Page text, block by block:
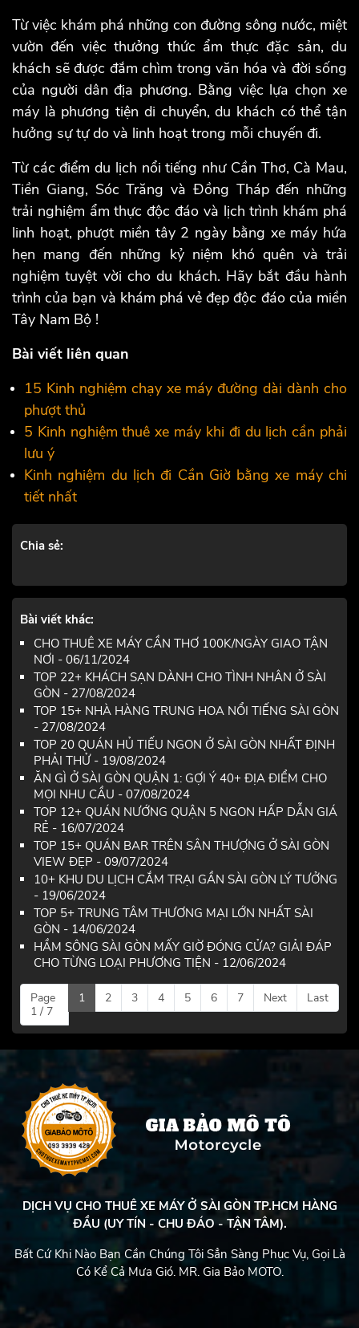
Từ việc khám phá những con đường sông nước, miệt
vườn đến việc thưởng thức ẩm thực đặc sản, du
khách sẽ được đắm chìm trong văn hóa và đời sống
của người dân địa phương. Bằng việc lựa chọn xe
máy là phương tiện di chuyển, du khách có thể tận
hưởng sự tự do và linh hoạt trong mỗi chuyến đi.
Từ các điểm du lịch nổi tiếng như Cần Thơ, Cà Mau,
Tiền Giang, Sóc Trăng và Đồng Tháp đến những
trải nghiệm ẩm thực độc đáo và lịch trình khám phá
linh hoạt, phượt miền tây 2 ngày bằng xe máy hứa
hẹn mang đến những kỷ niệm khó quên và trải
nghiệm tuyệt vời cho du khách. Hãy bắt đầu hành
trình của bạn và khám phá vẻ đẹp độc đáo của miền
Tây Nam Bộ !
Bài viết liên quan
15 Kinh nghiệm chạy xe máy đường dài dành cho
phượt thủ
5 Kinh nghiệm thuê xe máy khi đi du lịch cần phải
lưu ý
Kinh nghiệm du lịch đi Cần Giờ bằng xe máy chi
tiết nhất
Chia sẻ:
Bài viết khác:
CHO THUÊ XE MÁY CẦN THƠ 100K/NGÀY GIAO TẬN
NƠI - 06/11/2024
TOP 22+ KHÁCH SẠN DÀNH CHO TÌNH NHÂN Ở SÀI
GÒN - 27/08/2024
TOP 15+ NHÀ HÀNG TRUNG HOA NỔI TIẾNG SÀI GÒN
- 27/08/2024
TOP 20 QUÁN HỦ TIẾU NGON Ở SÀI GÒN NHẤT ĐỊNH
PHẢI THỬ - 19/08/2024
ĂN GÌ Ở SÀI GÒN QUẬN 1: GỢI Ý 40+ ĐỊA ĐIỂM CHO
MỌI NHU CẦU - 07/08/2024
TOP 12+ QUÁN NƯỚNG QUẬN 5 NGON HẤP DẪN GIÁ
RẺ - 16/07/2024
TOP 15+ QUÁN BAR TRÊN SÂN THƯỢNG Ở SÀI GÒN
VIEW ĐẸP - 09/07/2024
10+ KHU DU LỊCH CẮM TRẠI GẦN SÀI GÒN LÝ TƯỞNG
- 19/06/2024
TOP 5+ TRUNG TÂM THƯƠNG MẠI LỚN NHẤT SÀI
GÒN - 14/06/2024
HẦM SÔNG SÀI GÒN MẤY GIỜ ĐÓNG CỬA? GIẢI ĐÁP
CHO TỪNG LOẠI PHƯƠNG TIỆN - 12/06/2024
Page
1 / 7
1 2 3 4 5 6 7 Next Last
DỊCH VỤ CHO THUÊ XE MÁY Ở SÀI GÒN TP.HCM HÀNG
ĐẦU (UY TÍN - CHU ĐÁO - TẬN TÂM).
Bất Cứ Khi Nào Bạn Cần Chúng Tôi Sẳn Sàng Phục Vụ, Gọi Là
Có Kể Cả Mưa Gió. MR. Gia Bảo MOTO.